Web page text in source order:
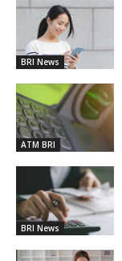
BRI News
ATM BRI
BRI News